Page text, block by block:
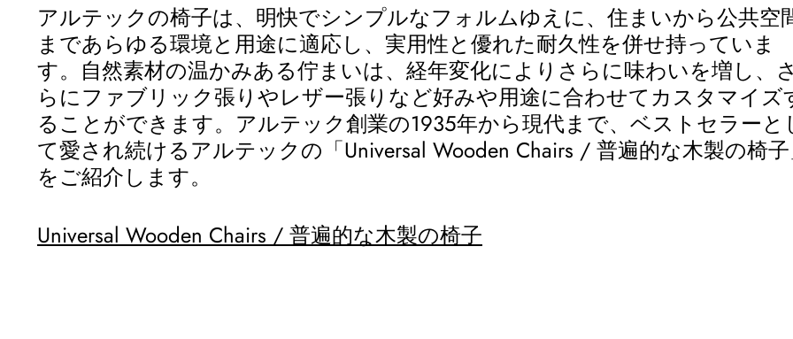
アルテックの椅子は、明快でシンプルなフォルムゆえに、住まいから公共空
まであらゆる環境と用途に適応し、実用性と優れた耐久性を併せ持っていま
す。自然素材の温かみある佇まいは、経年変化によりさらに味わいを増し、
らにファブリック張りやレザー張りなど好みや用途に合わせてカスタマイズ
ることができます。アルテック創業の1935年から現代まで、ベストセラーと
て愛され続けるアルテックの「Universal Wooden Chairs / 普遍的な木製の椅
をご紹介します。
Universal Wooden Chairs / 普遍的な木製の椅子